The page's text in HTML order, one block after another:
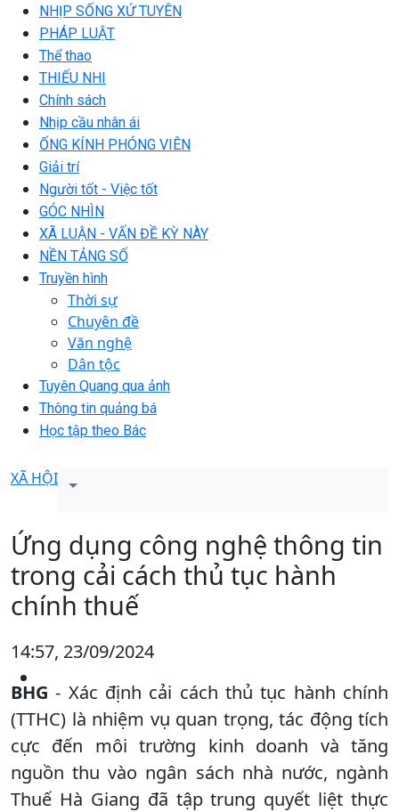
NHỊP SỐNG XỨ TUYÊN
PHÁP LUẬT
Thể thao
THIẾU NHI
Chính sách
Nhịp cầu nhân ái
ỐNG KÍNH PHÓNG VIÊN
Giải trí
Người tốt - Việc tốt
GÓC NHÌN
XÃ LUẬN - VẤN ĐỀ KỲ NÀY
NỀN TẢNG SỐ
Truyền hình
Thời sự
Chuyên đề
Văn nghệ
Dân tộc
Tuyên Quang qua ảnh
Thông tin quảng bá
Học tập theo Bác
XÃ HỘI
Ứng dụng công nghệ thông tin
trong cải cách thủ tục hành
chính thuế
14:57, 23/09/2024
BHG - Xác định cải cách thủ tục hành chính
(TTHC) là nhiệm vụ quan trọng, tác động tích
cực đến môi trường kinh doanh và tăng
nguồn thu vào ngân sách nhà nước, ngành
Thuế Hà Giang đã tập trung quyết liệt thực